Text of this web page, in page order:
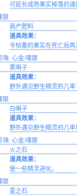
可延长成熟果实掉落的
银
高产肥料
道具效果：
令枯萎的果实在死亡后
珠 心金/魂银
黑哨子
道具效果：
野外遇见野生精灵的几率
银
白哨子
道具效果：
野外遇见野生精灵的几率
珠 心金/魂银
火之石
道具效果：
使一些精灵进化。
银
雷之石